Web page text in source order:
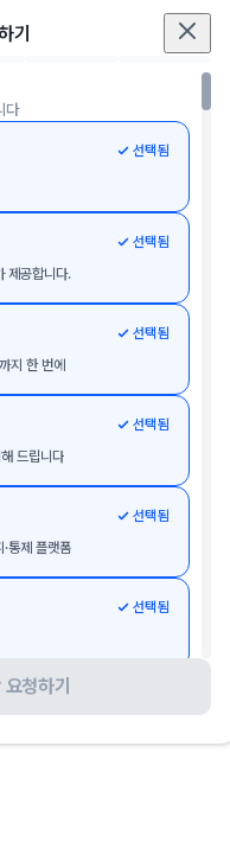
기
다
선택됨
제공합니다.
선택됨
지 한 번에
선택됨
드립니다
선택됨
통제 플랫폼
선택됨
선택됨
하 테스트
청하기
솔루션을 만나
문서관리
영업·
팅 이커머스 웹사이트
리
교육관리
기 통상임금 계산기
산기 퇴직금 계산기
고 문의하기
로벌비즈센터 업무동 4